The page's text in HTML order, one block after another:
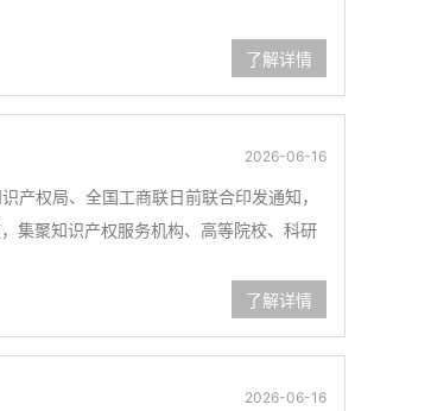
了解详情
2026-06-16
产权局、全国工商联日前联合印发通知，
集聚知识产权服务机构、高等院校、科研
了解详情
2026-06-16